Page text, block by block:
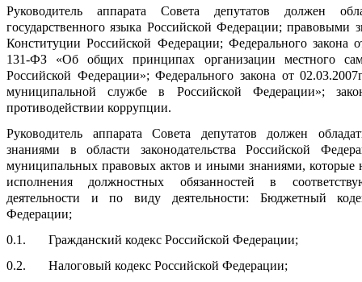
Руководитель аппарата Совета депутатов должен
государственного языка Российской Федерации; правовыми
Конституции Российской Федерации; Федерального закона
131-ФЗ «Об общих принципах организации местного
Российской Федерации»; Федерального закона от
муниципальной службе в Российской Федерации»;
противодействии коррупции.
Руководитель аппарата Совета депутатов должен
знаниями в области законодательства Российской
муниципальных правовых актов и иными знаниями, которые
исполнения должностных обязанностей в
деятельности и по виду деятельности: Бюджетный
Федерации;
0.1. Гражданский кодекс Российской Федерации;
0.2. Налоговый кодекс Российской Федерации;